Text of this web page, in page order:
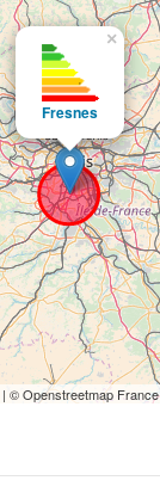
Fresnes
×
| © Openstreetmap